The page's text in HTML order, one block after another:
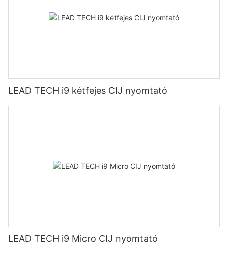
LEAD TECH i9 kétfejes CIJ nyomtató
LEAD TECH i9 Micro CIJ nyomtató